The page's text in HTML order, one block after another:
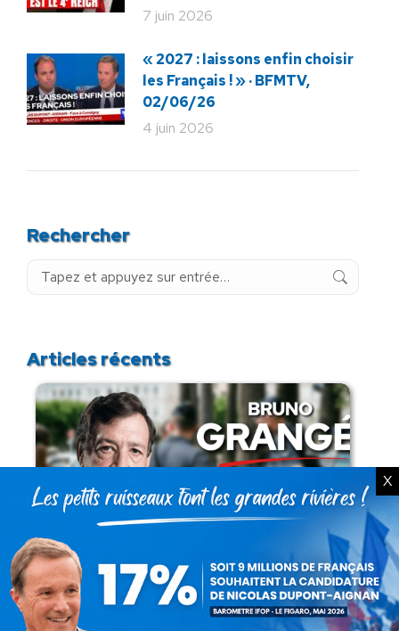
7 juin 2026
« 2027 : laissons enfin choisir
les Français ! » · BFMTV,
02/06/26
4 juin 2026
Rechercher
Recherche
Articles récents
Présomption de légitimité de l’usage des
armes par les forces de l’ordre
X